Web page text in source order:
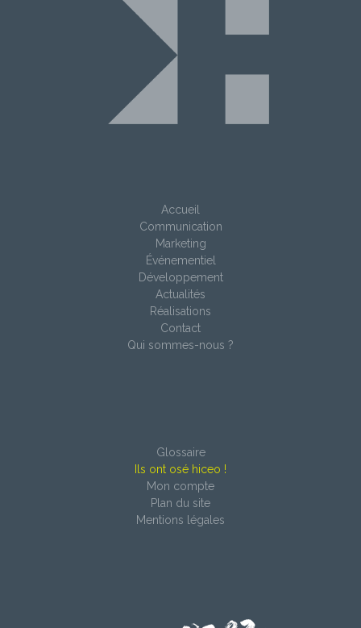
Accueil
Communication
Marketing
Événementiel
Développement
Actualités
Réalisations
Contact
Qui sommes-nous ?
Glossaire
Ils ont osé hiceo !
Mon compte
Plan du site
Mentions légales